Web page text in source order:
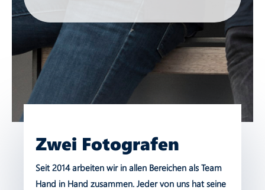
Zwei Fotografen
Seit 2014 arbeiten wir in allen Bereichen als Team
Hand in Hand zusammen. Jeder von uns hat seine